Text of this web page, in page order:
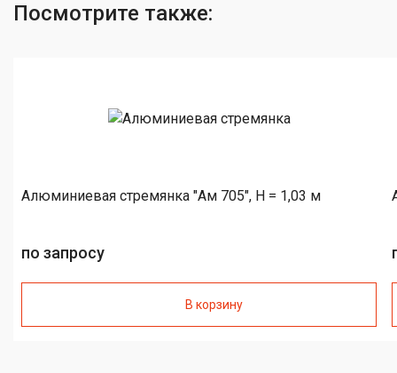
Посмотрите также:
Алюминиевая стремянка "Ам 705", H = 1,03 м
по запросу
В корзину